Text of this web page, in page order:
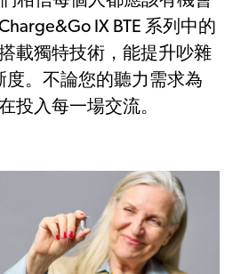
IX BTE 系列中的
載獨特技術，能提升吵雜
度。不論您的聽力需求為
投入每一場交流。